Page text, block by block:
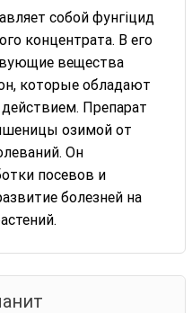
собой фунгіцид
концентрата. В его
вещества
которые обладают
Препарат
озимой от
Он
посевов и
болезней на